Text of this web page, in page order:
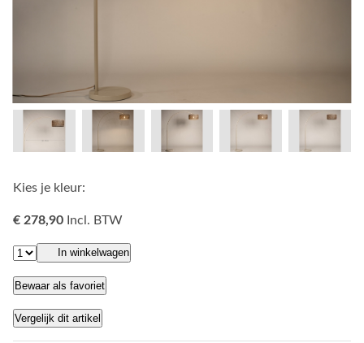
Kies je kleur:
€ 278,90 Incl. BTW
In winkelwagen
Bewaar als favoriet
Vergelijk dit artikel